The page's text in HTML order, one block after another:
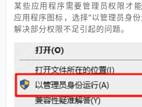
某些应用程序需要管理员权限才
应用程序图标，选择“以管理员身
解决部分权限不足引起的问题。